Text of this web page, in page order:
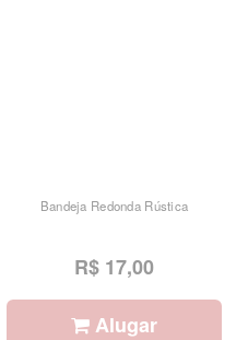
Bandeja Redonda Rústica
R$ 17,00
Alugar